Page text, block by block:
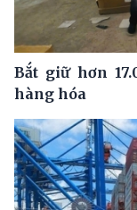
Bắt giữ hơn
hàng hóa